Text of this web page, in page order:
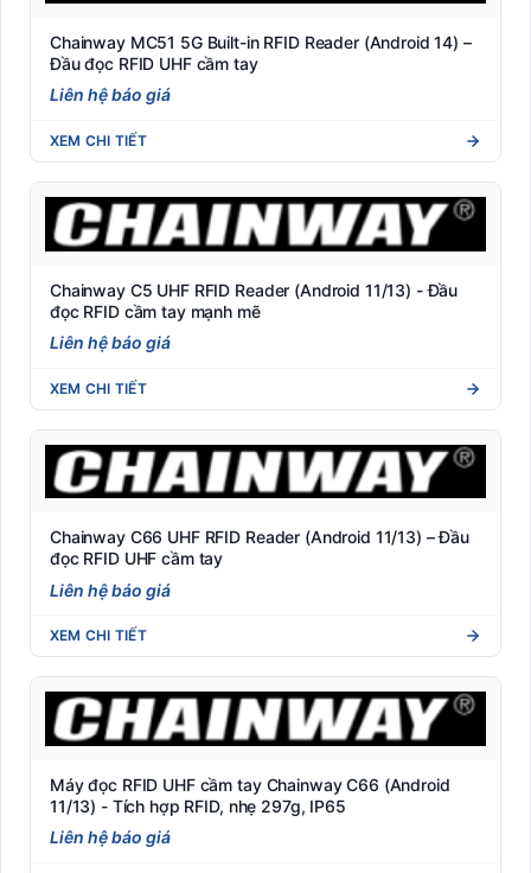
Chainway MC51 5G Built-in RFID Reader (Android 14) –
Đầu đọc RFID UHF cầm tay
Liên hệ báo giá
XEM CHI TIẾT
Chainway C5 UHF RFID Reader (Android 11/13) - Đầu
đọc RFID cầm tay mạnh mẽ
Liên hệ báo giá
XEM CHI TIẾT
Chainway C66 UHF RFID Reader (Android 11/13) – Đầu
đọc RFID UHF cầm tay
Liên hệ báo giá
XEM CHI TIẾT
Máy đọc RFID UHF cầm tay Chainway C66 (Android
11/13) - Tích hợp RFID, nhẹ 297g, IP65
Liên hệ báo giá